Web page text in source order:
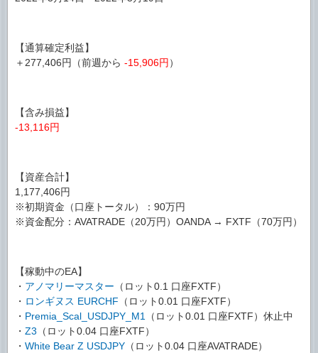
【通算確定利益】
＋277,406円（前週から -15,906円 ）
【含み損益】
-13,116円
【資産合計】
1,177,406円
※初期資金（口座トータル）：90万円
※資金配分：AVATRADE（20万円）OANDA → FXTF（70万円）
【稼動中のEA】
・ アノマリーマスター （ロット0.1 口座FXTF）
・ ロンギヌス EURCHF （ロット0.01 口座FXTF）
・ Premia_Scal_USDJPY_M1 （ロット0.01 口座FXTF）休止中
・ Z3 （ロット0.04 口座FXTF）
・ White Bear Z USDJPY （ロット0.04 口座AVATRADE）